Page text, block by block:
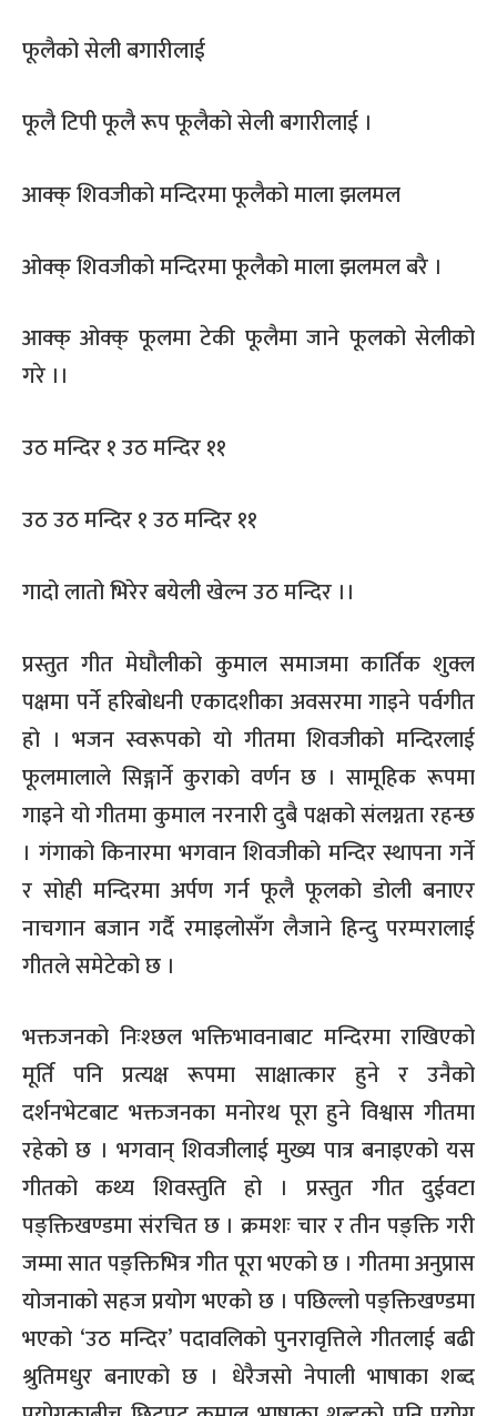
फूलैको सेली बगारीलाई
फूलै टिपी फूलै रूप फूलैको सेली बगारीलाई ।
आक्क् शिवजीको मन्दिरमा फूलैको माला झलमल
ओक्क् शिवजीको मन्दिरमा फूलैको माला झलमल बरै ।
आक्क् ओक्क् फूलमा टेकी फूलैमा जाने फूलको सेलीको
गरे ।।
उठ मन्दिर १ उठ मन्दिर ११
उठ उठ मन्दिर १ उठ मन्दिर ११
गादो लातो भिरेर बयेली खेल्न उठ मन्दिर ।।
प्रस्तुत गीत मेघौलीको कुमाल समाजमा कार्तिक शुक्ल
पक्षमा पर्ने हरिबोधनी एकादशीका अवसरमा गाइने पर्वगीत
हो । भजन स्वरूपको यो गीतमा शिवजीको मन्दिरलाई
फूलमालाले सिङ्गार्ने कुराको वर्णन छ । सामूहिक रूपमा
गाइने यो गीतमा कुमाल नरनारी दुबै पक्षको संलग्नता रहन्छ
। गंगाको किनारमा भगवान शिवजीको मन्दिर स्थापना गर्ने
र सोही मन्दिरमा अर्पण गर्न फूलै फूलको डोली बनाएर
नाचगान बजान गर्दै रमाइलोसँग लैजाने हिन्दु परम्परालाई
गीतले समेटेको छ ।
भक्तजनको निःश्छल भक्तिभावनाबाट मन्दिरमा राखिएको
मूर्ति पनि प्रत्यक्ष रूपमा साक्षात्कार हुने र उनैको
दर्शनभेटबाट भक्तजनका मनोरथ पूरा हुने विश्वास गीतमा
रहेको छ । भगवान् शिवजीलाई मुख्य पात्र बनाइएको यस
गीतको कथ्य शिवस्तुति हो । प्रस्तुत गीत दुईवटा
पङ्क्तिखण्डमा संरचित छ । क्रमशः चार र तीन पङ्क्ति गरी
जम्मा सात पङ्क्तिभित्र गीत पूरा भएको छ । गीतमा अनुप्रास
योजनाको सहज प्रयोग भएको छ । पछिल्लो पङ्क्तिखण्डमा
भएको ‘उठ मन्दिर’ पदावलिको पुनरावृत्तिले गीतलाई बढी
श्रुतिमधुर बनाएको छ । धेरैजसो नेपाली भाषाका शब्द